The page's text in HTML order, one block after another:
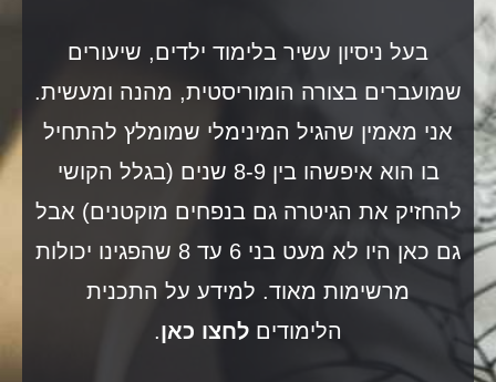
בעל ניסיון עשיר בלימוד ילדים, שיעורים
שמועברים בצורה הומוריסטית, מהנה ומעשית.
אני מאמין שהגיל המינימלי שמומלץ להתחיל
בו הוא איפשהו בין 8-9 שנים (בגלל הקושי
להחזיק את הגיטרה גם בנפחים מוקטנים) אבל
גם כאן היו לא מעט בני 6 עד 8 שהפגינו יכולות
מרשימות מאוד. למידע על התכנית
הלימודיםלחצו כאן.